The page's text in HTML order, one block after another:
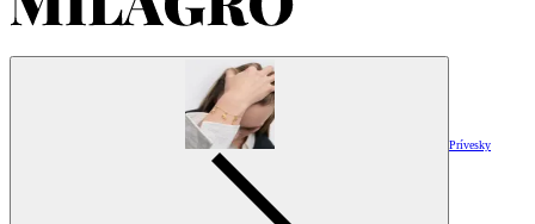
Prívesky